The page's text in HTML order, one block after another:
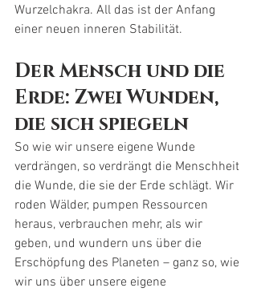
Wurzelchakra. All das ist der Anfang
einer neuen inneren Stabilität.
Der Mensch und die
Erde: Zwei Wunden,
die sich spiegeln
So wie wir unsere eigene Wunde
verdrängen, so verdrängt die Menschheit
die Wunde, die sie der Erde schlägt. Wir
roden Wälder, pumpen Ressourcen
heraus, verbrauchen mehr, als wir
geben, und wundern uns über die
Erschöpfung des Planeten – ganz so, wie
wir uns über unsere eigene